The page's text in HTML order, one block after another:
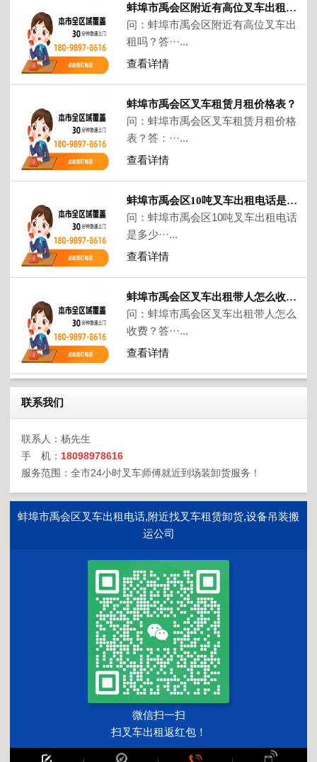
蚌埠市禹会区附近有高位叉车出租吗？
问：蚌埠市禹会区附近有高位叉车出
租吗？答···...
查看详情
蚌埠市禹会区叉车租赁月租价格表？
问：蚌埠市禹会区叉车租赁月租价格
表？答：···...
查看详情
蚌埠市禹会区10吨叉车出租电话是多少？
问：蚌埠市禹会区10吨叉车出租电话
是多少···...
查看详情
蚌埠市禹会区叉车出租带人怎么收费？
问：蚌埠市禹会区叉车出租带人怎么
收费？答···...
查看详情
联系我们
联系人：杨先生
手 机： 18098978616
服务范围：全市24小时叉车师傅就近到场装卸货服务！
蚌埠市禹会区叉车出租电话,附近找叉车租赁卸货,设备吊装搬
运公司
微信扫一扫
扫叉车出租返红包！